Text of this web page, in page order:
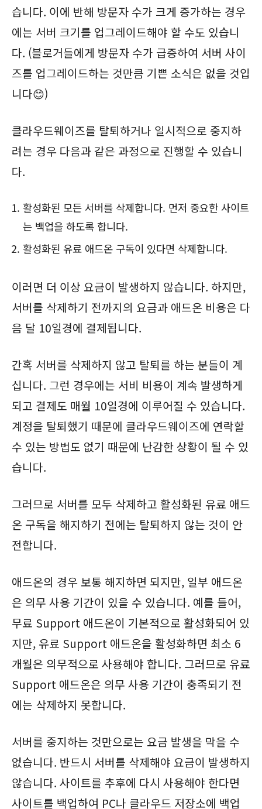
습니다. 이에 반해 방문자 수가 크게 증가하는 경우
에는 서버 크기를 업그레이드해야 할 수도 있습니
다. (블로거들에게 방문자 수가 급증하여 서버 사이
즈를 업그레이드하는 것만큼 기쁜 소식은 없을 것입
니다😊)
클라우드웨이즈를 탈퇴하거나 일시적으로 중지하
려는 경우 다음과 같은 과정으로 진행할 수 있습니
다.
활성화된 모든 서버를 삭제합니다. 먼저 중요한 사이트
는 백업을 하도록 합니다.
활성화된 유료 애드온 구독이 있다면 삭제합니다.
이러면 더 이상 요금이 발생하지 않습니다. 하지만,
서버를 삭제하기 전까지의 요금과 애드온 비용은 다
음 달 10일경에 결제됩니다.
간혹 서버를 삭제하지 않고 탈퇴를 하는 분들이 계
십니다. 그런 경우에는 서비 비용이 계속 발생하게
되고 결제도 매월 10일경에 이루어질 수 있습니다.
계정을 탈퇴했기 때문에 클라우드웨이즈에 연락할
수 있는 방법도 없기 때문에 난감한 상황이 될 수 있
습니다.
그러므로 서버를 모두 삭제하고 활성화된 유료 애드
온 구독을 해지하기 전에는 탈퇴하지 않는 것이 안
전합니다.
애드온의 경우 보통 해지하면 되지만, 일부 애드온
은 의무 사용 기간이 있을 수 있습니다. 예를 들어,
무료 Support 애드온이 기본적으로 활성화되어 있
지만, 유료 Support 애드온을 활성화하면 최소 6
개월은 의무적으로 사용해야 합니다. 그러므로 유료
Support 애드온은 의무 사용 기간이 충족되기 전
에는 삭제하지 못합니다.
서버를 중지하는 것만으로는 요금 발생을 막을 수
없습니다. 반드시 서버를 삭제해야 요금이 발생하지
않습니다. 사이트를 추후에 다시 사용해야 한다면
사이트를 백업하여 PC나 클라우드 저장소에 백업